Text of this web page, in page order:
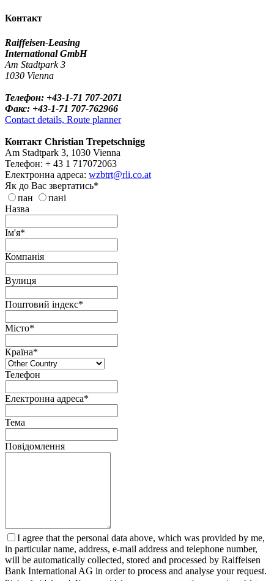
Контакт
Raiffeisen-Leasing
International GmbH
Am Stadtpark 3
1030 Vienna
Телефон: +43-1-71 707-2071
Факс: +43-1-71 707-762966
Contact details, Route planner
Контакт Christian Trepetschnigg
Am Stadtpark 3, 1030 Vienna
Телефон: + 43 1 717072063
Електронна адреса: wzbtrt@rli.co.at
Як до Вас звертатись*
пан
пані
Назва
Ім'я*
Компанія
Вулиця
Поштовий індекс*
Місто*
Країна*
Телефон
Електронна адреса*
Тема
Повідомлення
I agree that the personal data above, which was provided by me,
in particular name, address, e-mail address and telephone number,
will be automatically collected, stored and processed by Raiffeisen
Bank International AG in order to process and analyse your request.